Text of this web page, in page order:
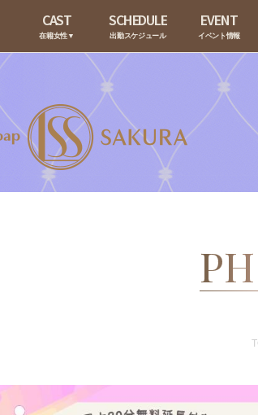
CAST
在籍女性▼
SCHEDULE
出勤スケジュール
EVENT
イベント情報